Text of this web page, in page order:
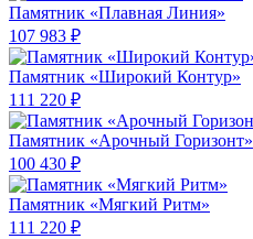
Памятник «Плавная Линия»
107 983 ₽
Памятник «Широкий Контур»
111 220 ₽
Памятник «Арочный Горизонт»
100 430 ₽
Памятник «Мягкий Ритм»
111 220 ₽